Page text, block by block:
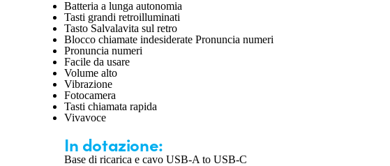
Batteria a lunga autonomia
Tasti grandi retroilluminati
Tasto Salvalavita sul retro
Blocco chiamate indesiderate Pronuncia numeri
Pronuncia numeri
Facile da usare
Volume alto
Vibrazione
Fotocamera
Tasti chiamata rapida
Vivavoce
In dotazione:
Base di ricarica e cavo USB-A to USB-C